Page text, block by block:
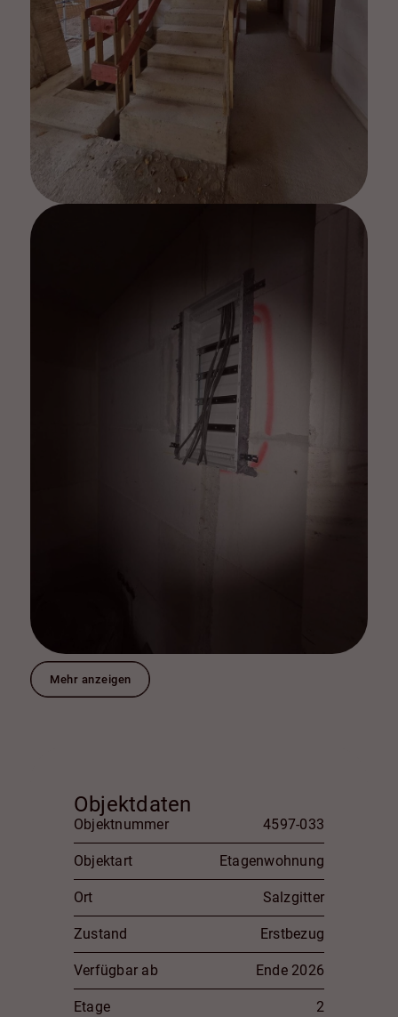
Mehr anzeigen
Objektdaten
Objektnummer 4597-033
Objektart Etagenwohnung
Ort Salzgitter
Zustand Erstbezug
Verfügbar ab Ende 2026
Etage 2